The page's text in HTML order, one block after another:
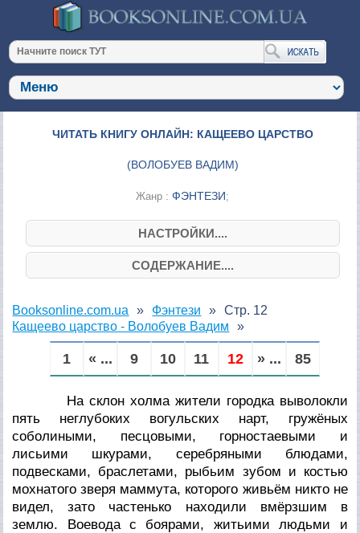
ЧИТАТЬ КНИГУ ОНЛАЙН: КАЩЕЕВО ЦАРСТВО
(ВОЛОБУЕВ ВАДИМ)
Жанр :ФЭНТЕЗИ;
НАСТРОЙКИ....
СОДЕРЖАНИЕ....
Booksonline.com.ua
Фэнтези
Кащеево царство - Волобуев Вадим
Стр. 12
1 « ... 9 10 11 12 » ... 85
На склон холма жители городка выволокли
пять неглубоких вогульских нарт, гружёных
соболиными, песцовыми, горностаевыми и
лисьими шкурами, серебряными блюдами,
подвесками, браслетами, рыбьим зубом и костью
мохнатого зверя маммута, которого живьём никто не
видел, зато частенько находили вмёрзшим в
землю. Воевода с боярами, житьими людьми и